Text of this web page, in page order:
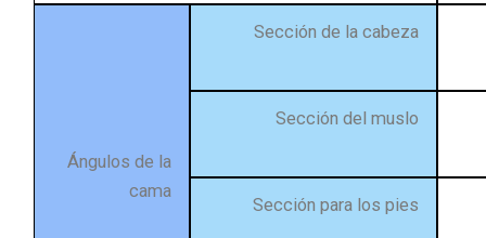
Ángulos de la
cama
Sección de la cabeza
Sección del muslo
Sección para los pies